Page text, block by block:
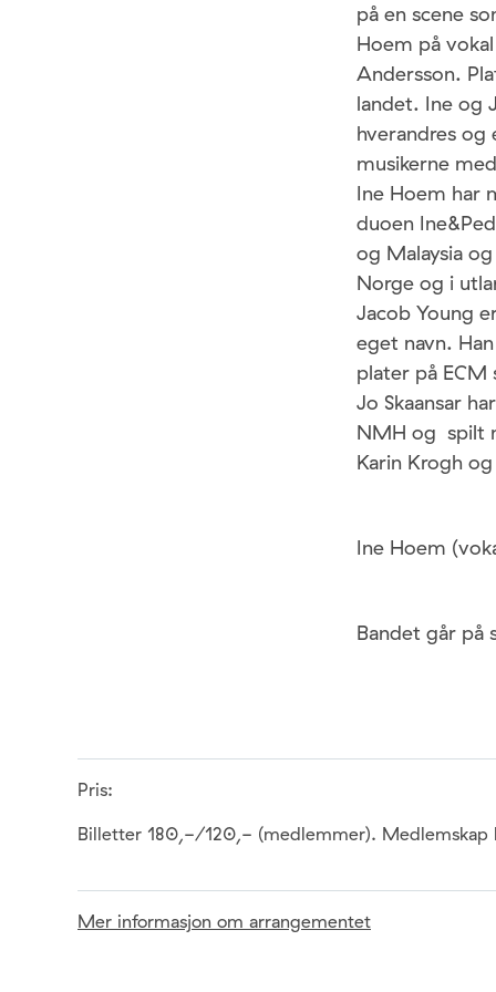
på en scene
Hoem på
Andersson.
landet. Ine og
hverandres og
musikerne
Ine Hoem har
duoen
og Malaysia
Norge og i
Jacob Young
eget navn.
plater på
Jo Skaansar
NMH og spilt
Karin Krogh
Ine Hoem
Bandet går på
Pris:
Billetter 180,-/120,- (medlemmer).
Mer informasjon om arrangementet